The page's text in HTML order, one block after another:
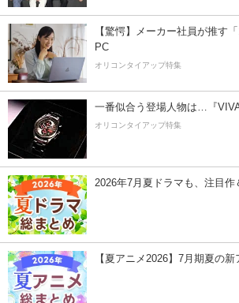
【驚愕】メーカー社員が推す
PC
オリコンタイアップ特集
一番似合う登場人物は…『
オリコンタイアップ特集
2026年7月夏ドラマも、注目作
【夏アニメ2026】7月期夏の